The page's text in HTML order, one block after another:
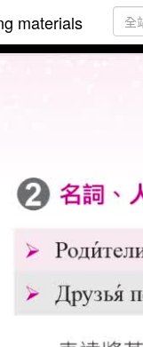
materials